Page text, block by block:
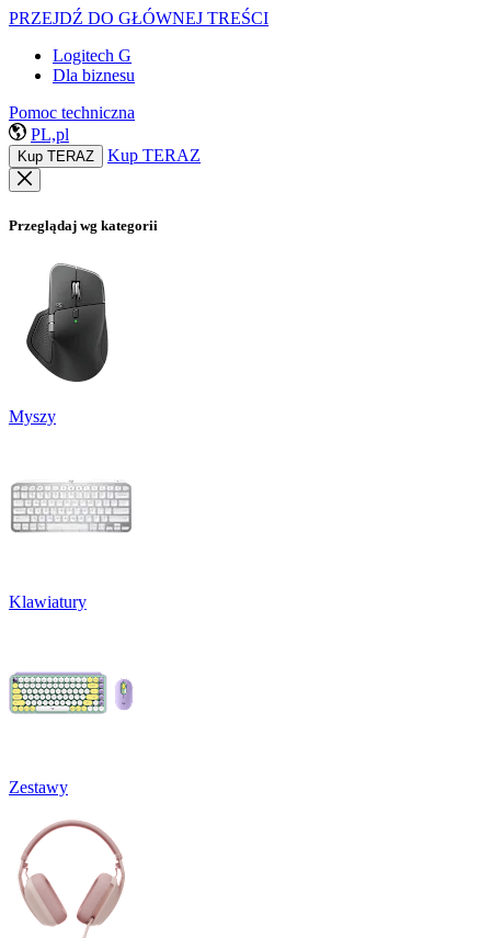
PRZEJDŹ DO GŁÓWNEJ TREŚCI
Logitech G
Dla biznesu
Pomoc techniczna
PL,pl
Kup TERAZ Kup TERAZ
Przeglądaj wg kategorii
Myszy
Klawiatury
Zestawy